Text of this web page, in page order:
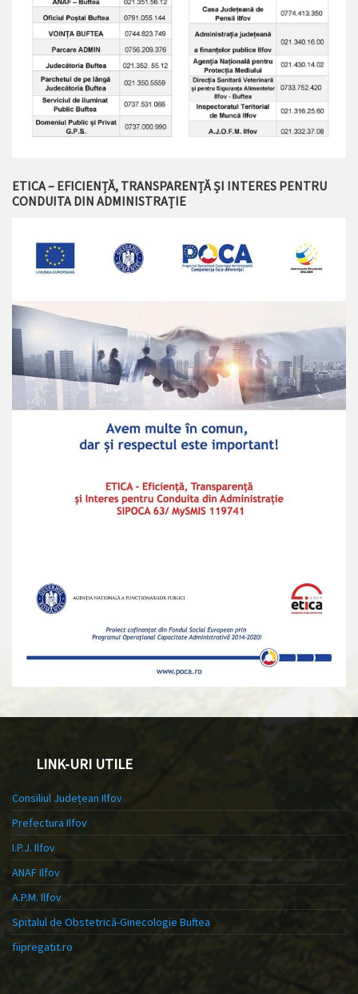
ETICA – EFICIENȚĂ, TRANSPARENȚĂ ȘI INTERES PENTRU
CONDUITA DIN ADMINISTRAȚIE
LINK-URI UTILE
Consiliul Județean Ilfov
Prefectura Ilfov
I.P.J. Ilfov
ANAF Ilfov
A.P.M. Ilfov
Spitalul de Obstetrică-Ginecologie Buftea
fiipregatit.ro